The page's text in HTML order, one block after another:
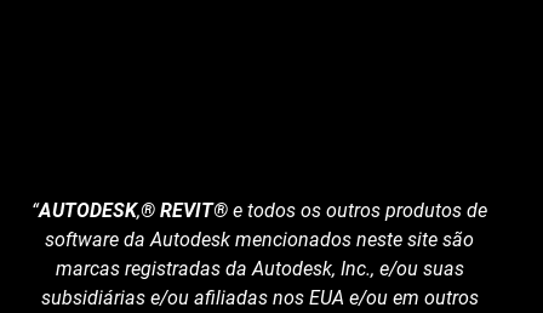
“AUTODESK,® REVIT® e todos os outros produtos de
software da Autodesk mencionados neste site são
marcas registradas da Autodesk, Inc., e/ou suas
subsidiárias e/ou afiliadas nos EUA e/ou em outros